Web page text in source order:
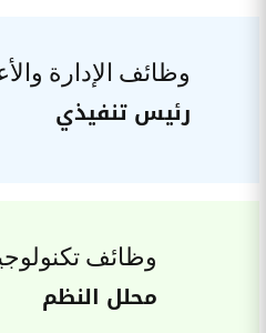
وظائف الإدارة
رئيس تنفيذي
وظائف
محلل النظم